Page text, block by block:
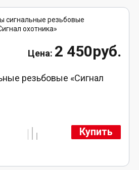
2 450руб.
резьбовые «Сигнал
Купить